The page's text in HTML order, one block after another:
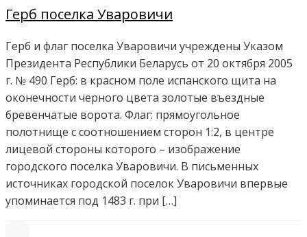
Герб поселка Уваровичи
Герб и флаг поселка Уваровичи учреждены Указом
Президента Республики Беларусь от 20 октября 2005
г. № 490 Герб: в красном поле испанского щита на
оконечности черного цвета золотые въездные
бревенчатые ворота. Флаг: прямоугольное
полотнище с соотношением сторон 1:2, в центре
лицевой стороны которого – изображение
городского поселка Уваровичи. В письменных
источниках городской поселок Уваровичи впервые
упоминается под 1483 г. при […]